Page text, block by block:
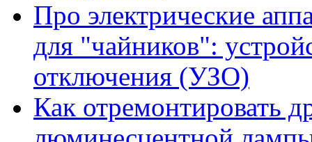
Про электрические
для "чайников":
отключения (УЗО)
Как отремонтировать